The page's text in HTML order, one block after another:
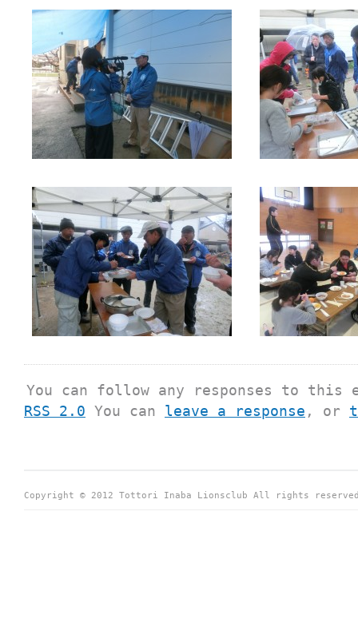
You can follow any responses to this
RSS 2.0 You can leave a response , or
Copyright © 2012 Tottori Inaba Lionsclub All rights